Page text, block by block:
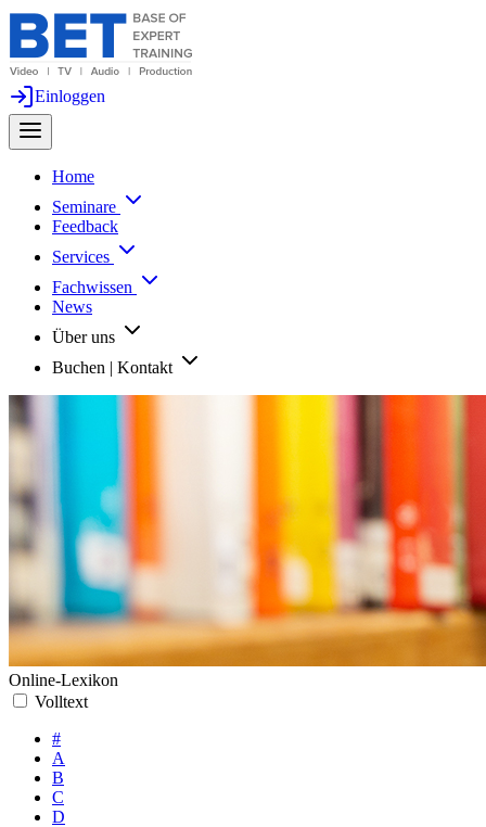
Einloggen
Home
Seminare
Feedback
Services
Fachwissen
News
Über uns
Buchen | Kontakt
Online-Lexikon
Volltext
#
A
B
C
D